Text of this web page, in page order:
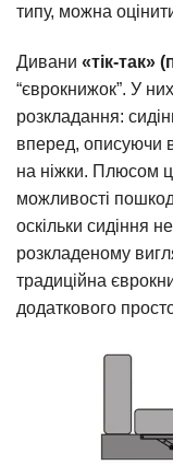
типу, можна
Дивани «тік-так»
“єврокнижок”. У
розкладання:
вперед, описуючи в
на ніжки. Плюсом
можливості
оскільки сидіння
розкладеному
традиційна
додаткового